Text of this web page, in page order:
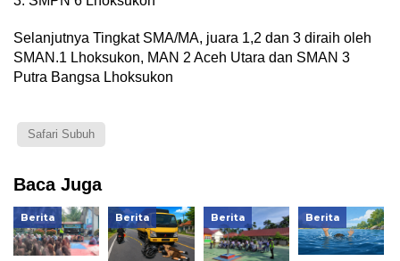
Selanjutnya Tingkat SMA/MA, juara 1,2 dan 3 diraih oleh
SMAN.1 Lhoksukon, MAN 2 Aceh Utara dan SMAN 3
Putra Bangsa Lhoksukon
Safari Subuh
Baca Juga
Berita Berita Berita Berita